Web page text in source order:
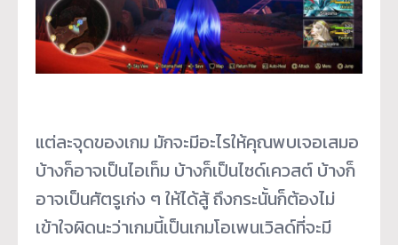
แต่ละจุดของเกม มักจะมีอะไรให้คุณพบเจอเสมอ
บ้างก็อาจเป็นไอเท็ม บ้างก็เป็นไซด์เควสต์ บ้างก็
อาจเป็นศัตรูเก่ง ๆ ให้ได้สู้ ถึงกระนั้นก็ต้องไม่
เข้าใจผิดนะว่าเกมนี้เป็นเกมโอเพนเวิลด์ที่จะมี